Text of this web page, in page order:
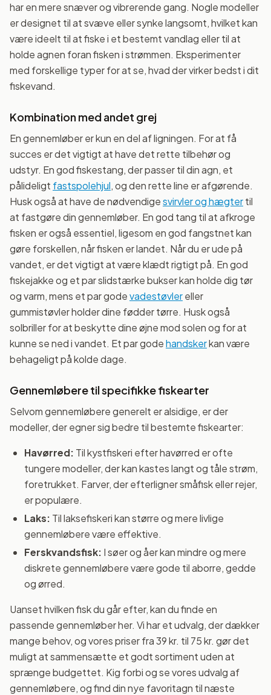
har en mere snæver og vibrerende gang. Nogle modeller
er designet til at svæve eller synke langsomt, hvilket kan
være ideelt til at fiske i et bestemt vandlag eller til at
holde agnen foran fisken i strømmen. Eksperimenter
med forskellige typer for at se, hvad der virker bedst i dit
fiskevand.
Kombination med andet grej
En gennemløber er kun en del af ligningen. For at få
succes er det vigtigt at have det rette tilbehør og
udstyr. En god fiskestang, der passer til din agn, et
pålideligt fastspolehjul, og den rette line er afgørende.
Husk også at have de nødvendigesvirvler og hægtertil
at fastgøre din gennemløber. En god tang til at afkroge
fisken er også essentiel, ligesom en god fangstnet kan
gøre forskellen, når fisken er landet. Når du er ude på
vandet, er det vigtigt at være klædt rigtigt på. En god
fiskejakke og et par slidstærke bukser kan holde dig tør
og varm, mens et par godevadestøvlereller
gummistøvler holder dine fødder tørre. Husk også
solbriller for at beskytte dine øjne mod solen og for at
kunne se ned i vandet. Et par godehandskerkan være
behageligt på kolde dage.
Gennemløbere til specifikke fiskearter
Selvom gennemløbere generelt er alsidige, er der
modeller, der egner sig bedre til bestemte fiskearter:
Havørred: Til kystfiskeri efter havørred er ofte
tungere modeller, der kan kastes langt og tåle strøm,
foretrukket. Farver, der efterligner småfisk eller rejer,
er populære.
Laks: Til laksefiskeri kan større og mere livlige
gennemløbere være effektive.
Ferskvandsfisk: I søer og åer kan mindre og mere
diskrete gennemløbere være gode til aborre, gedde
og ørred.
Uanset hvilken fisk du går efter, kan du finde en
passende gennemløber her. Vi har et udvalg, der dækker
mange behov, og vores priser fra 39 kr. til 75 kr. gør det
muligt at sammensætte et godt sortiment uden at
sprænge budgettet. Kig forbi og se vores udvalg af
gennemløbere, og find din nye favoritagn til næste